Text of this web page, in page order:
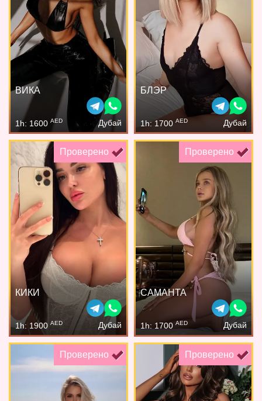
ВИКА
1h: 1600 AED Дубай
БЛЭР
1h: 1700 AED Дубай
Проверено
КИКИ
1h: 1900 AED Дубай
Проверено
САМАНТА
1h: 1700 AED Дубай
Проверено Проверено